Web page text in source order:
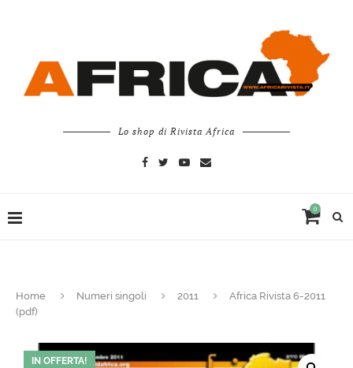
Lo shop di Rivista Africa
0
Home Numeri singoli 2011
Africa Rivista 6-2011
(pdf)
IN OFFERTA!